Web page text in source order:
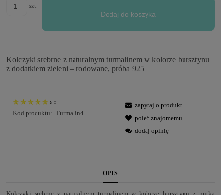
szt.
Dodaj do koszyka
Kolczyki srebrne z naturalnym turmalinem w kolorze bursztynu
z dodatkiem zieleni – rodowane, próba 925
5.0
Kod produktu: Turmalin4
zapytaj o produkt
poleć znajomemu
dodaj opinię
OPIS
Kolczyki srebrne z naturalnym turmalinem w kolorze bursztynu z nutką